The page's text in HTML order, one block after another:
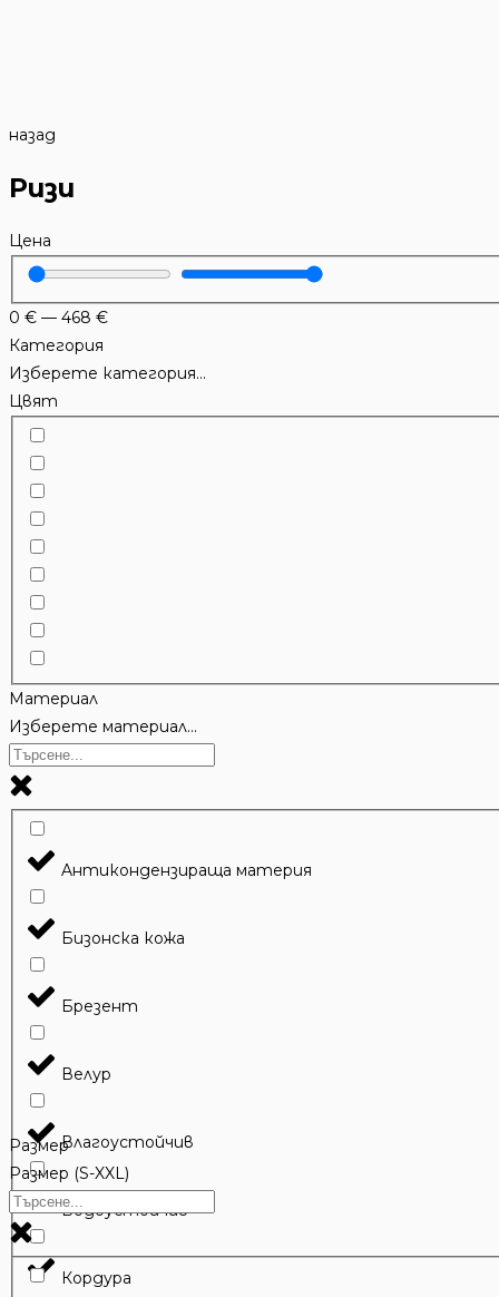
назад
Ризи
Цена
0 € — 468 €
Категория
Изберете категория...
Цвят
Материал
Изберете материал...
Aнтикондензираща материя
Бизонска кожа
Брезент
Велур
Влагоустойчив
Водоустойчив
Кордура
Размер
Размер (S-XXL)